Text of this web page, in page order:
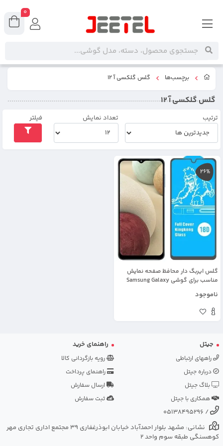
برچسب‌ها گلس گلکسی آ 12
گلس گلکسی آ 12
ترتیب تعداد نمایش فیلتر
26%
گلس ایربگ دار محافظ صفحه نمایش
مناسب برای گوشی Samsung Galaxy
گلس
ناموجود
جیتل
راههای ارتباطی
درباره جیتل
بلاگ جیتل
همکاری با جیتل
راهنمای خرید
رویه بازگردانی کالا
راهنمای پرداخت
ارسال سفارش
ثبت سفارش
/
05138495296
نشانی: مشهد بلوار احمدآباد خیابان ابوذرغفاری 39 مجتمع اداری تجاری مهر
کوهسنگی طبقه سوم واحد 2
0